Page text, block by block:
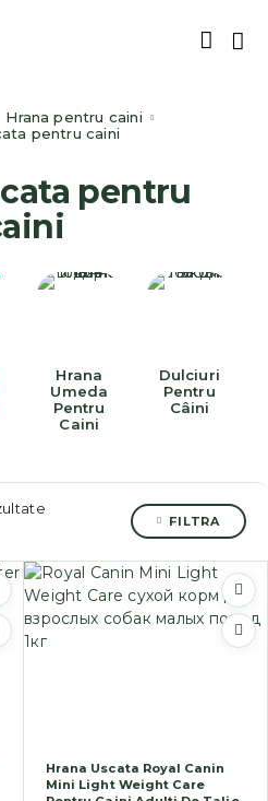
Hrana pentru caini
pentru caini
pentru
Hrana
Umeda
Pentru
Caini
Dulciuri
Pentru
Câini
FILTRA
Hrana Uscata Royal Canin
Mini Light Weight Care